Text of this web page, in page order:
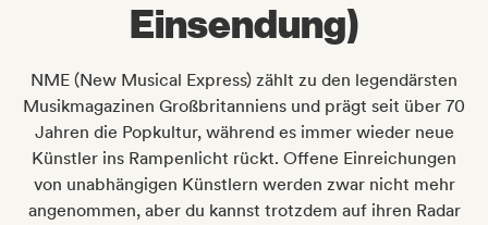
Einsendung)
NME (New Musical Express) zählt zu den legendärsten
Musikmagazinen Großbritanniens und prägt seit über 70
Jahren die Popkultur, während es immer wieder neue
Künstler ins Rampenlicht rückt. Offene Einreichungen
von unabhängigen Künstlern werden zwar nicht mehr
angenommen, aber du kannst trotzdem auf ihren Radar